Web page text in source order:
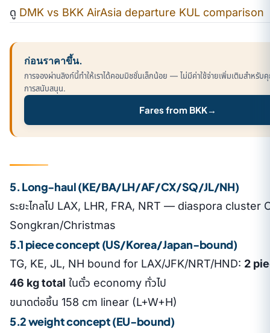
ดู DMK vs BKK AirAsia departure KUL comparison
ก่อนราคาขึ้น.
การจองผ่านลิงก์นี้ทำให้เราได้คอมมิชชั่นเล็กน้อย — ไม่มีค่าใช้จ่ายเพิ่มเติมสำหรั
การสนับสนุน.
Fares from BKK→
5. Long-haul (KE/BA/LH/AF/CX/SQ/JL/NH)
ระยะไกลไป LAX, LHR, FRA, NRT — diaspora cluster
Songkran/Christmas
5.1 piece concept (US/Korea/Japan-bound)
TG, KE, JL, NH bound for LAX/JFK/NRT/HND: 2
46 kg total ในตั๋ว economy ทั่วไป
ขนาดต่อชิ้น 158 cm linear (L+W+H)
5.2 weight concept (EU-bound)